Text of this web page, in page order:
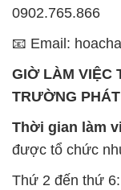
0902.765.866
📧 Email:
GIỜ LÀM VIỆC
TRƯỜNG PHÁT
Thời gian làm
được tổ chức
Thứ 2 đến thứ